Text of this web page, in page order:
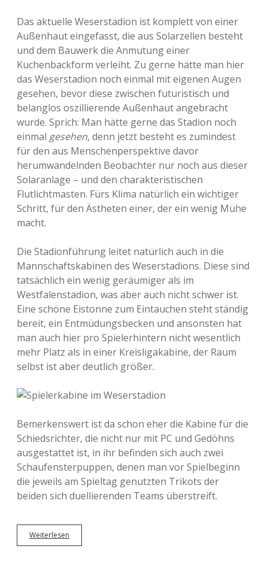
Das aktuelle Weserstadion ist komplett von einer
Außenhaut eingefasst, die aus Solarzellen besteht
und dem Bauwerk die Anmutung einer
Kuchenbackform verleiht. Zu gerne hätte man hier
das Weserstadion noch einmal mit eigenen Augen
gesehen, bevor diese zwischen futuristisch und
belanglos oszillierende Außenhaut angebracht
wurde. Sprich: Man hätte gerne das Stadion noch
einmal gesehen, denn jetzt besteht es zumindest
für den aus Menschenperspektive davor
herumwandelnden Beobachter nur noch aus dieser
Solaranlage – und den charakteristischen
Flutlichtmasten. Fürs Klima natürlich ein wichtiger
Schritt, für den Ästheten einer, der ein wenig Mühe
macht.
Die Stadionführung leitet natürlich auch in die
Mannschaftskabinen des Weserstadions. Diese sind
tatsächlich ein wenig geräumiger als im
Westfalenstadion, was aber auch nicht schwer ist.
Eine schöne Eistonne zum Eintauchen steht ständig
bereit, ein Entmüdungsbecken und ansonsten hat
man auch hier pro Spielerhintern nicht wesentlich
mehr Platz als in einer Kreisligakabine, der Raum
selbst ist aber deutlich größer.
Bemerkenswert ist da schon eher die Kabine für die
Schiedsrichter, die nicht nur mit PC und Gedöhns
ausgestattet ist, in ihr befinden sich auch zwei
Schaufensterpuppen, denen man vor Spielbeginn
die jeweils am Spieltag genutzten Trikots der
beiden sich duellierenden Teams überstreift.
Weiterlesen
u